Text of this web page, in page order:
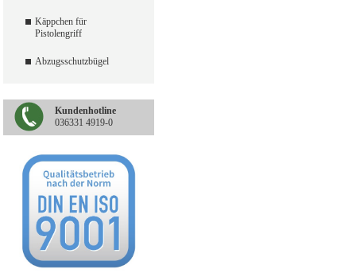
Käppchen für
Pistolengriff
Abzugsschutzbügel
Kundenhotline
036331 4919-0